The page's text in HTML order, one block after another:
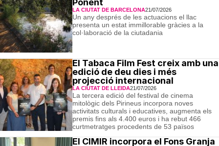
Ponent
LA CIUTAT DE BARCELONA21/07/2026
Un any després de les actuacions el llac
presenta un estat immillorable gràcies a la
col·laboració de la ciutadania
El Tabaca Film Fest creix amb una
edició de deu dies i més
projecció internacional
LA CIUTAT DE LLEIDA21/07/2026
La tercera edició del festival de cinema
mitològic dels Pirineus incorpora noves
activitats culturals i educatives, augmenta els
premis fins als 4.400 euros i ha rebut 466
curtmetratges procedents de 53 països
El CIMIR incorpora el Fons Granja